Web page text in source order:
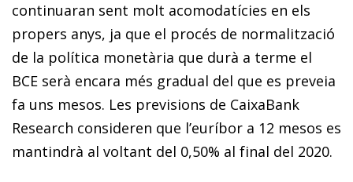
continuaran sent molt acomodatícies en els
propers anys, ja que el procés de normalització
de la política monetària que durà a terme el
BCE serà encara més gradual del que es preveia
fa uns mesos. Les previsions de CaixaBank
Research consideren que l’euríbor a 12 mesos es
mantindrà al voltant del 0,50% al final del 2020.